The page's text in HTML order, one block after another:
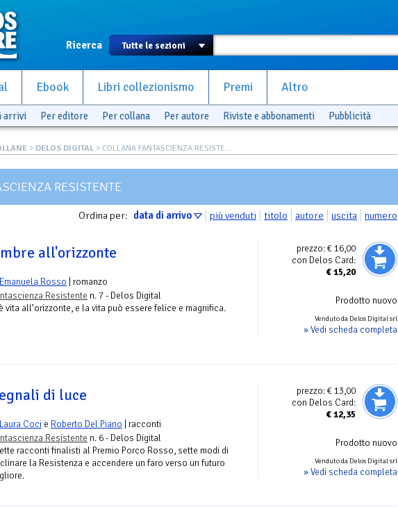
Ricerca
Ebook Libri collezionismo Premi Altro
arrivi Per editore Per collana Per autore Riviste e abbonamenti Pubblicità
> DELOS DIGITAL > COLLANA FANTASCIENZA RESISTE...
RESISTENTE
Ordina per: data di arrivo più venduti titolo autore uscita numero
prezzo:€ 16,00
con Delos Card:
€15,20
Prodotto nuovo
Venduto da Delos Digital srl
» Vedi scheda completa
all'orizzonte
Emanuela Rosso | romanzo
Resistente n. 7 - Delos Digital
vita all’orizzonte, e la vita può essere felice e magnifica.
prezzo:€ 13,00
con Delos Card:
€12,35
Prodotto nuovo
Venduto da Delos Digital srl
» Vedi scheda completa
di luce
Laura Coci e Roberto Del Piano | racconti
Resistente n. 6 - Delos Digital
racconti finalisti al Premio Porco Rosso, sette modi di
la Resistenza e accendere un faro verso un futuro